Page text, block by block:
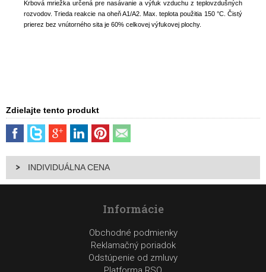
Krbová mriežka určená pre nasávanie a výfuk vzduchu z teplovzdušných
rozvodov. Trieda reakcie na oheň A1/A2. Max. teplota použitia 150 °C. Čistý
prierez bez vnútorného sita je 60% celkovej výfukovej plochy.
Zdielajte tento produkt
INDIVIDUÁLNA CENA
Informácie
Obchodné podmienky
Reklamačný poriadok
Odstúpenie od zmluvy